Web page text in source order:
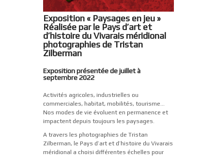
Exposition « Paysages en jeu »
Réalisée par le Pays d’art et
d’histoire du Vivarais méridional
photographies de Tristan
Zilberman
Exposition présentée de juillet à
septembre 2022
Activités agricoles, industrielles ou
commerciales, habitat, mobilités, tourisme…
Nos modes de vie évoluent en permanence et
impactent depuis toujours les paysages.
A travers les photographies de Tristan
Zilberman, le Pays d’art et d’histoire du Vivarais
méridional a choisi différentes échelles pour